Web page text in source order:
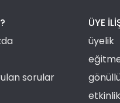
sorular
ÜYE
üyelik